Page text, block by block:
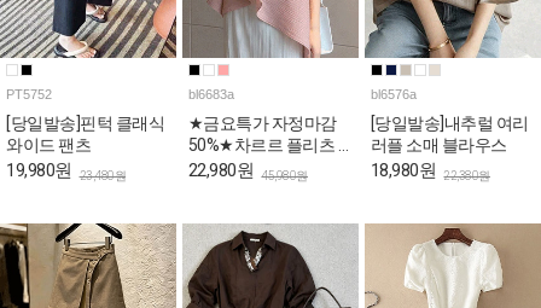
PT5752
[당일발송]핀턱 클래식
와이드 팬츠
19,980원 23,480원
bl6683a
★금요특가 자정마감
50%★차르르 플리츠 A
라인 언발 블라우스
22,980원 45,980원
bl6576a
[당일발송]내추럴 여리
러플 소매 블라우스
18,980원 22,380원